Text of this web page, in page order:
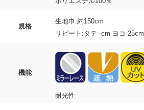
規格
生地巾:約150cm
リピート:タテ -cm ヨコ 25cm
機能
耐光性